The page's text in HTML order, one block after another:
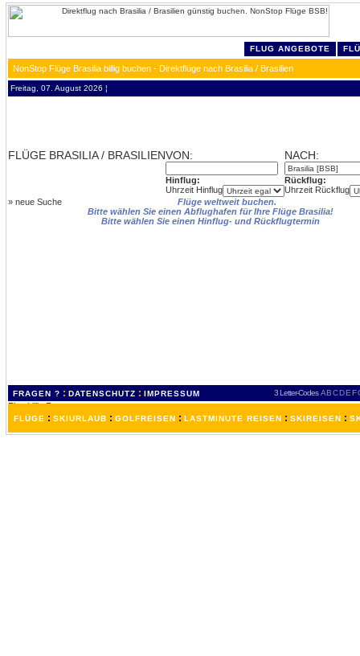
FLUG ANGEBOTE
NonStop Flüge Brasilia billig buchen - Direktflüge nach Brasilia / Brasilien
Freitag, 07. August 2026 ¦
FLÜGE BRASILIA / BRASILIENVON:
Hinflug:
Uhrzeit Hinflug
NACH:
Rückflug:
Uhrzeit Rückflug
» neue Suche
Flüge weltweit buchen.
Bitte wählen Sie einen Abflughafen für Ihre Flüge Brasilia!
Bitte wählen Sie einen Hinflug- und Rückflugtermin
FRAGEN ? : DATENSCHUTZ : IMPRESSUM 3 Letter-Codes ABCDEF
FLÜGE : SKIURLAUB : GOLFREISEN : LASTMINUTE REISEN : SKIREISEN :